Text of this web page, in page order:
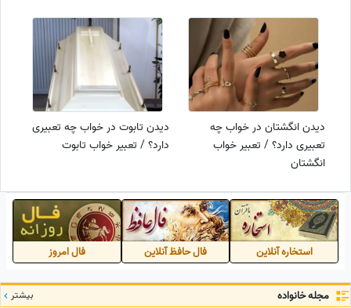
دیدن انگشتان در خواب چه
تعبیری دارد؟ / تعبیر خواب
انگشتان
دیدن تابوت در خواب چه تعبیری
دارد؟ / تعبیر خواب تابوت
استخاره آنلاین فال حافظ آنلاین فال امروز
مجله خانواده بیشتر